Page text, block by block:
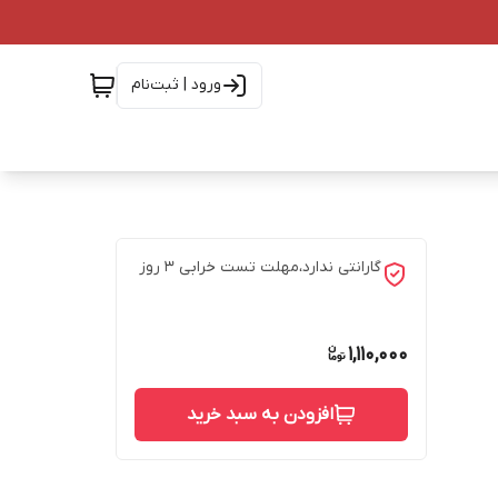
ورود | ثبت‌نام
گارانتی ندارد،مهلت تست خرابی ۳ روز
1,110,000
افزودن به سبد خرید